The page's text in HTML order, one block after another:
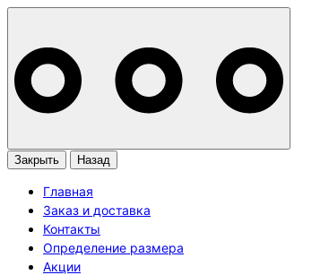
Закрыть Назад
Главная
Заказ и доставка
Контакты
Определение размера
Акции